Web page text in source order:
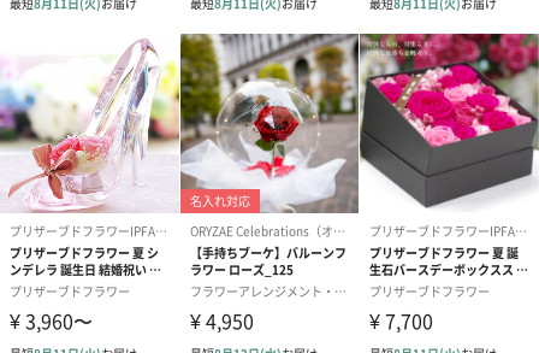
誕生日（100円） ありがとう（100円）
敬老・長寿祝
円）
短冊のし
商品の形質上、短冊型の熨斗紙で対応させていただいておりま